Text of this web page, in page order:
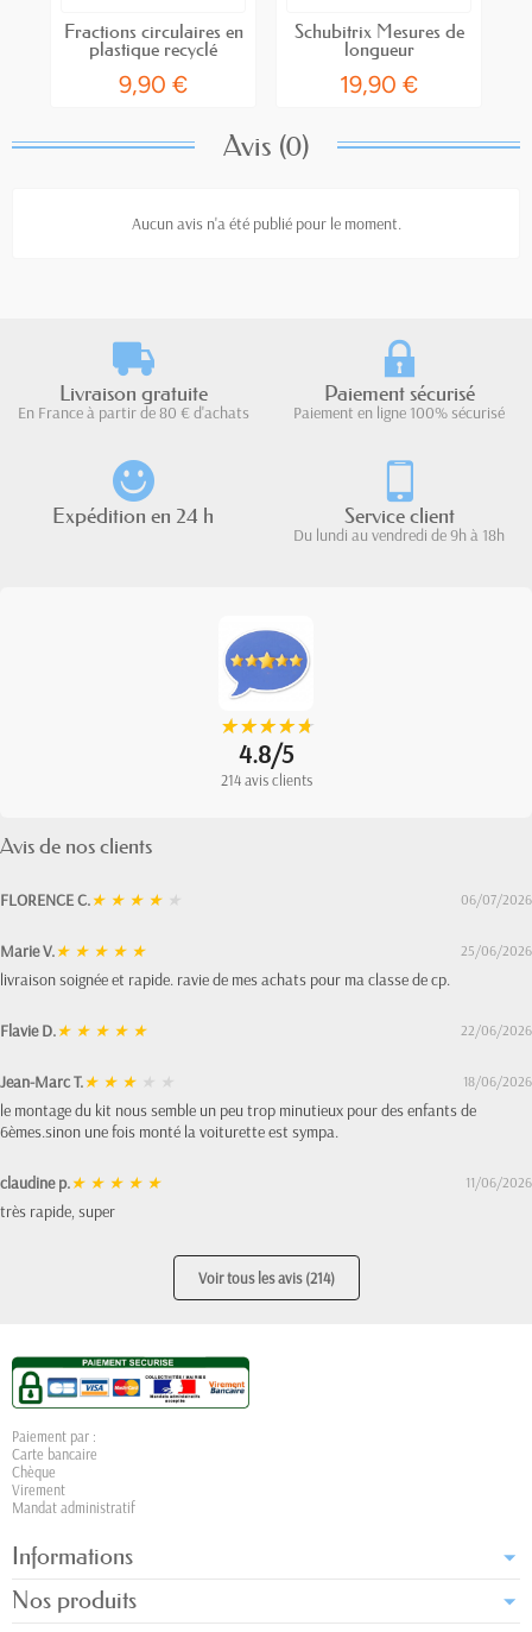
Fractions circulaires en
plastique recyclé
9,90 €
Schubitrix Mesures de
longueur
19,90 €
Avis (0)
Aucun avis n'a été publié pour le moment.
Livraison gratuite
En France à partir de 80 € d'achats
Paiement sécurisé
Paiement en ligne 100% sécurisé
Expédition en 24 h Service client
Du lundi au vendredi de 9h à 18h
★
★★
★★
★★
★★
★
4.8/5
214 avis clients
Avis de nos clients
FLORENCE C.★ ★ ★ ★ ★ 06/07/2026
Marie V.★ ★ ★ ★ ★ 25/06/2026
livraison soignée et rapide. ravie de mes achats pour ma classe de cp.
Flavie D.★ ★ ★ ★ ★ 22/06/2026
Jean-Marc T.★ ★ ★ ★ ★ 18/06/2026
le montage du kit nous semble un peu trop minutieux pour des enfants de
6èmes.sinon une fois monté la voiturette est sympa.
claudine p.★ ★ ★ ★ ★ 11/06/2026
très rapide, super
Voir tous les avis (214)
Paiement par :
Carte bancaire
Chèque
Virement
Mandat administratif
Informations
Nos produits